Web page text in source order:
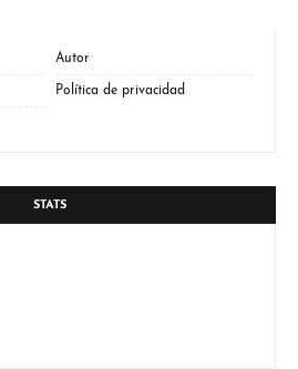
Autor
Política de privacidad
STATS